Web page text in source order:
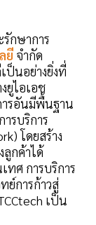
กษาการ
ยี จำกัด
ป็นอย่างยิ่งที่
ยูไอเอช
ารอันมีพื้นฐาน
รบริการ
โดยสร้าง
กค้าได้
ทศ การบริการ
ย์การก้าวสู่
เป็น